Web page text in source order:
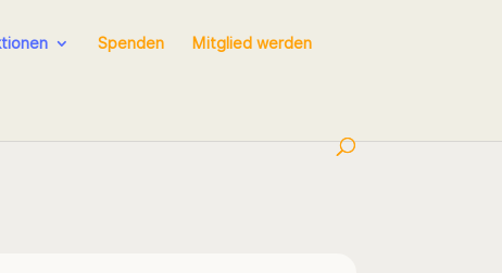
Spenden Mitglied werden